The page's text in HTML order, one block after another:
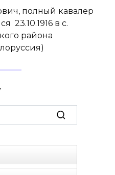
полный кавалер
23.10.1916 в с.
района